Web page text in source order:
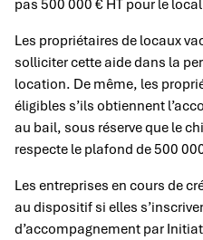
pas 500 000 € HT pour le
Les propriétaires de locaux
solliciter cette aide dans la
location. De même, les
éligibles s’ils obtiennent
au bail, sous réserve que le
respecte le plafond de 500
Les entreprises en cours de
au dispositif si elles
d’accompagnement par